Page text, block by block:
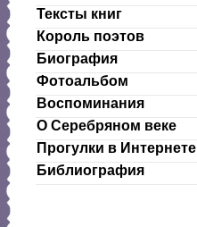
Тексты книг
Король поэтов
Биография
Фотоальбом
Воспоминания
О Серебряном веке
Прогулки в Интернете
Библиография